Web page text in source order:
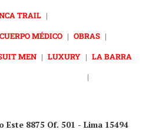
TRAIL |
CUERPO MÉDICO | OBRAS |
MEN | LUXURY | LA BARRA
|
Este 8875 Of. 501 - Lima 15494